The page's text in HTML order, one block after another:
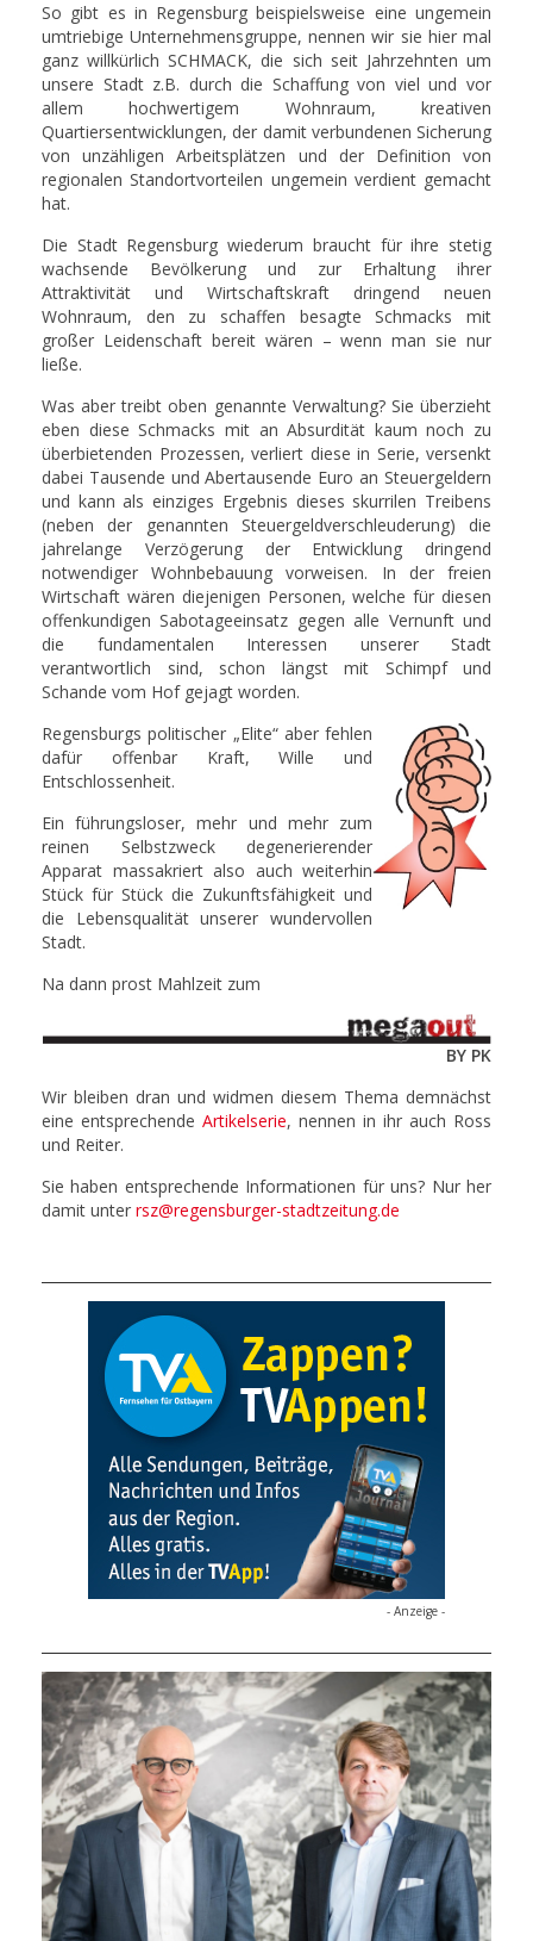
So gibt es in Regensburg beispielsweise eine ungemein
umtriebige Unternehmensgruppe, nennen wir sie hier mal
ganz willkürlich SCHMACK, die sich seit Jahrzehnten um
unsere Stadt z.B. durch die Schaffung von viel und vor
allem hochwertigem Wohnraum, kreativen
Quartiersentwicklungen, der damit verbundenen Sicherung
von unzähligen Arbeitsplätzen und der Definition von
regionalen Standortvorteilen ungemein verdient gemacht
hat.
Die Stadt Regensburg wiederum braucht für ihre stetig
wachsende Bevölkerung und zur Erhaltung ihrer
Attraktivität und Wirtschaftskraft dringend neuen
Wohnraum, den zu schaffen besagte Schmacks mit
großer Leidenschaft bereit wären – wenn man sie nur
ließe.
Was aber treibt oben genannte Verwaltung? Sie überzieht
eben diese Schmacks mit an Absurdität kaum noch zu
überbietenden Prozessen, verliert diese in Serie, versenkt
dabei Tausende und Abertausende Euro an Steuergeldern
und kann als einziges Ergebnis dieses skurrilen Treibens
(neben der genannten Steuergeldverschleuderung) die
jahrelange Verzögerung der Entwicklung dringend
notwendiger Wohnbebauung vorweisen. In der freien
Wirtschaft wären diejenigen Personen, welche für diesen
offenkundigen Sabotageeinsatz gegen alle Vernunft und
die fundamentalen Interessen unserer Stadt
verantwortlich sind, schon längst mit Schimpf und
Schande vom Hof gejagt worden.
Regensburgs politischer „Elite“ aber fehlen
dafür offenbar Kraft, Wille und
Entschlossenheit.
Ein führungsloser, mehr und mehr zum
reinen Selbstzweck degenerierender
Apparat massakriert also auch weiterhin
Stück für Stück die Zukunftsfähigkeit und
die Lebensqualität unserer wundervollen
Stadt.
Na dann prost Mahlzeit zum
BY PK
Wir bleiben dran und widmen diesem Thema demnächst
eine entsprechende Artikelserie, nennen in ihr auch Ross
und Reiter.
Sie haben entsprechende Informationen für uns? Nur her
damit unter rsz@regensburger-stadtzeitung.de
- Anzeige -